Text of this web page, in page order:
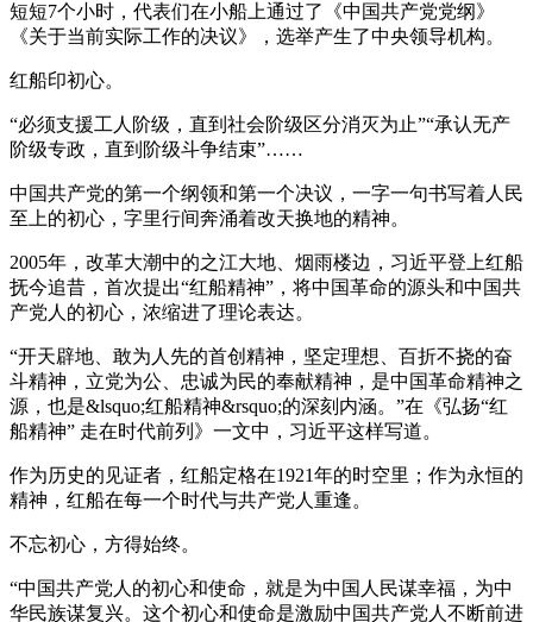
短短7个小时，代表们在小船上通过了《中国共产党党纲》
《关于当前实际工作的决议》，选举产生了中央领导机构。
红船印初心。
“必须支援工人阶级，直到社会阶级区分消灭为止”“承认无产
阶级专政，直到阶级斗争结束”……
中国共产党的第一个纲领和第一个决议，一字一句书写着人民
至上的初心，字里行间奔涌着改天换地的精神。
2005年，改革大潮中的之江大地、烟雨楼边，习近平登上红船
抚今追昔，首次提出“红船精神”，将中国革命的源头和中国共
产党人的初心，浓缩进了理论表达。
“开天辟地、敢为人先的首创精神，坚定理想、百折不挠的奋
斗精神，立党为公、忠诚为民的奉献精神，是中国革命精神之
源，也是&lsquo;红船精神&rsquo;的深刻内涵。”在《弘扬“红
船精神” 走在时代前列》一文中，习近平这样写道。
作为历史的见证者，红船定格在1921年的时空里；作为永恒的
精神，红船在每一个时代与共产党人重逢。
不忘初心，方得始终。
“中国共产党人的初心和使命，就是为中国人民谋幸福，为中
华民族谋复兴。这个初心和使命是激励中国共产党人不断前进